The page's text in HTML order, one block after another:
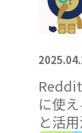
に使
と活